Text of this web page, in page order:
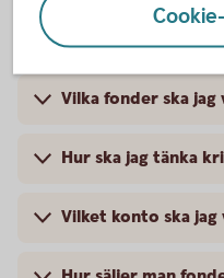
Hur öppnar jag ett
Vilka fonder ska jag
Hur ska jag tänka
Vilket konto ska jag